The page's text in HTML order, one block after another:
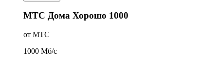
МТС Дома Хорошо 1000
от МТС
1000 Мб/c